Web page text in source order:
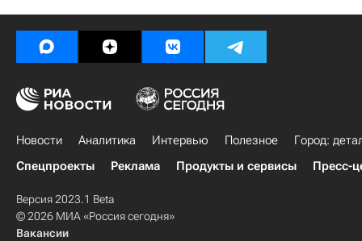
Новости Аналитика Интервью Полезное
Город:
Спецпроекты
Реклама Продукты и сервисы Пресс-
Версия 2023.1 Beta
© 2026 МИА «Россия сегодня»
Вакансии